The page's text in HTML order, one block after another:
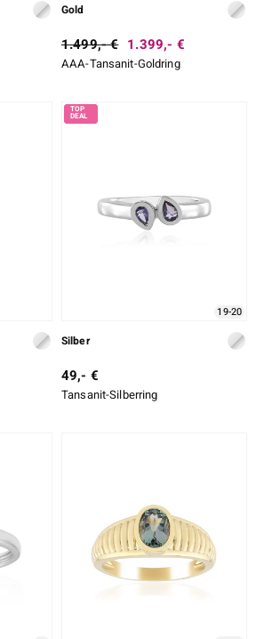
Gold
1.499,- € 1.399,- €
AAA-Tansanit-Goldring
19-20
Silber
49,- €
Tansanit-Silberring